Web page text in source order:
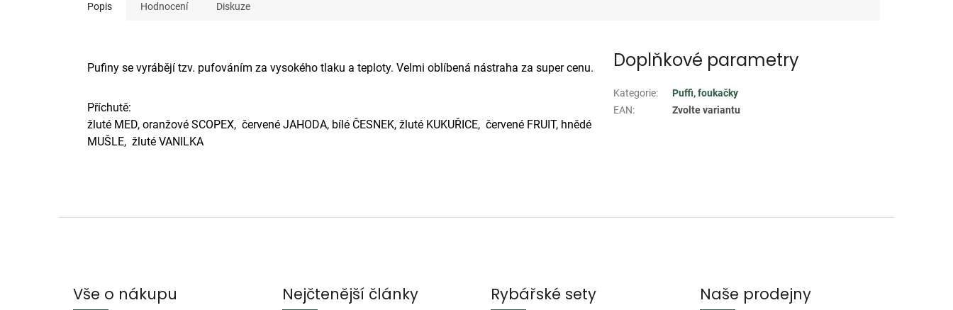
Popis Hodnocení Diskuze
Pufiny se vyrábějí tzv. pufováním za vysokého tlaku a teploty. Velmi oblíbená nástraha za super cenu.
Příchutě:
žluté MED, oranžové SCOPEX, červené JAHODA, bílé ČESNEK, žluté KUKUŘICE, červené FRUIT, hnědé
MUŠLE, žluté VANILKA
Doplňkové parametry
Kategorie:
Puffi, foukačky
EAN: Zvolte variantu
Vše o nákupu Nejčtenější články Rybářské sety Naše prodejny